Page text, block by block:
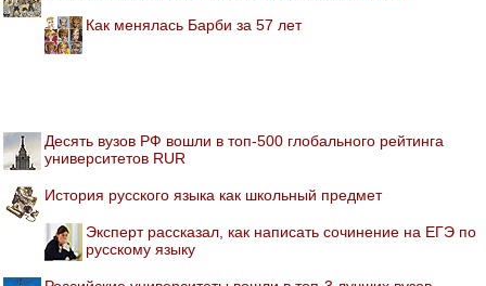
Как менялась Барби за 57 лет
Десять вузов РФ вошли в топ-500 глобального рейтинга
университетов RUR
История русского языка как школьный предмет
Эксперт рассказал, как написать сочинение на ЕГЭ по
русскому языку